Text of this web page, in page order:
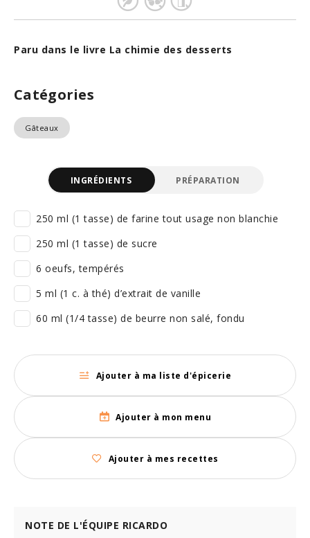
Paru dans le livre La chimie des desserts
Catégories
Gâteaux
INGRÉDIENTS PRÉPARATION
250 ml (1 tasse) de farine tout usage non blanchie
250 ml (1 tasse) de sucre
6 oeufs, tempérés
5 ml (1 c. à thé) d’extrait de vanille
60 ml (1/4 tasse) de beurre non salé, fondu
Ajouter à ma liste d'épicerie
Ajouter à mon menu
Ajouter à mes recettes
NOTE DE L'ÉQUIPE RICARDO